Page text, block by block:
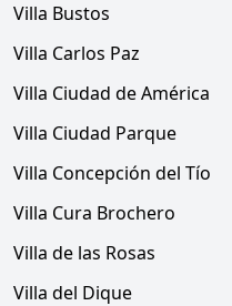
Villa Bustos
Villa Carlos Paz
Villa Ciudad de América
Villa Ciudad Parque
Villa Concepción del Tío
Villa Cura Brochero
Villa de las Rosas
Villa del Dique